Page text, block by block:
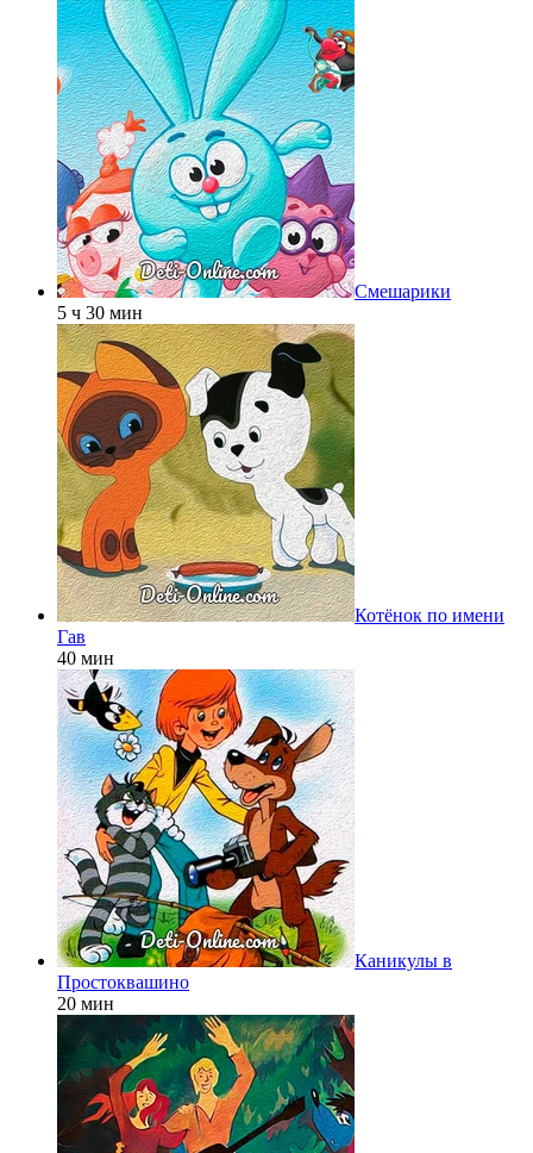
Смешарики
5 ч 30 мин
Котёнок по имени
Гав
40 мин
Каникулы в
Простоквашино
20 мин